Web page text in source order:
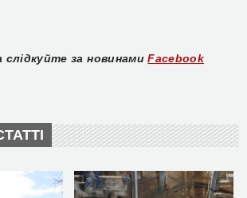
за новинами Facebook